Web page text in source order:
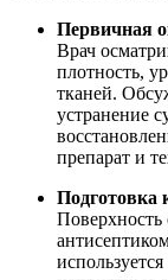
Первичная
Врач
плотность,
тканей.
устранение
препарат и
Подготовка
Поверхность